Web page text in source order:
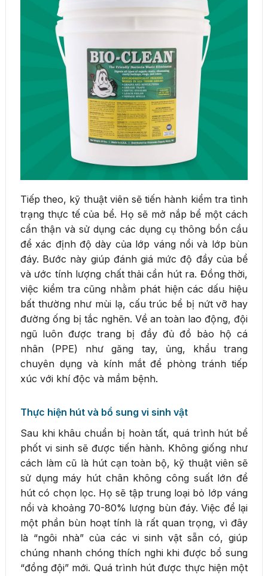
Tiếp theo, kỹ thuật viên sẽ tiến hành kiểm tra tình
trạng thực tế của bể. Họ sẽ mở nắp bể một cách
cẩn thận và sử dụng các dụng cụ thông bồn cầu
để xác định độ dày của lớp váng nổi và lớp bùn
đáy. Bước này giúp đánh giá mức độ đầy của bể
và ước tính lượng chất thải cần hút ra. Đồng thời,
việc kiểm tra cũng nhằm phát hiện các dấu hiệu
bất thường như mùi lạ, cấu trúc bể bị nứt vỡ hay
đường ống bị tắc nghẽn. Về an toàn lao động, đội
ngũ luôn được trang bị đầy đủ đồ bảo hộ cá
nhân (PPE) như găng tay, ủng, khẩu trang
chuyên dụng và kính mắt để phòng tránh tiếp
xúc với khí độc và mầm bệnh.
Thực hiện hút và bổ sung vi sinh vật
Sau khi khâu chuẩn bị hoàn tất, quá trình hút bể
phốt vi sinh sẽ được tiến hành. Không giống như
cách làm cũ là hút cạn toàn bộ, kỹ thuật viên sẽ
sử dụng máy hút chân không công suất lớn để
hút có chọn lọc. Họ sẽ tập trung loại bỏ lớp váng
nổi và khoảng 70-80% lượng bùn đáy. Việc để lại
một phần bùn hoạt tính là rất quan trọng, vì đây
là “ngôi nhà” của các vi sinh vật sẵn có, giúp
chúng nhanh chóng thích nghi khi được bổ sung
“đồng đội” mới. Quá trình hút được thực hiện một